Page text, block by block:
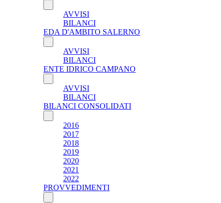
AVVISI
BILANCI
EDA D'AMBITO SALERNO
AVVISI
BILANCI
ENTE IDRICO CAMPANO
AVVISI
BILANCI
BILANCI CONSOLIDATI
2016
2017
2018
2019
2020
2021
2022
PROVVEDIMENTI